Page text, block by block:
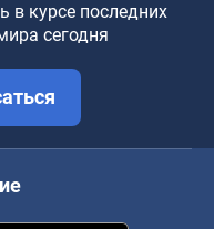
в курсе последних
сегодня